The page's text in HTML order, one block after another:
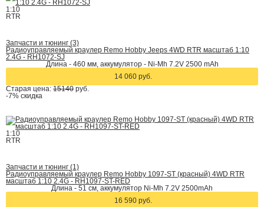
1:10
RTR
Запчасти и тюнинг (3)
Радиоуправляемый краулер Remo Hobby Jeeps 4WD RTR масштаб 1:10
2.4G - RH1072-SJ
Длина - 460 мм, аккумулятор - Ni-Mh 7.2V 2500 mAh
14 060 руб.
Старая цена: 15140 руб.
-7% скидка
1:10
RTR
Запчасти и тюнинг (1)
Радиоуправляемый краулер Remo Hobby 1097-ST (красный) 4WD RTR
масштаб 1:10 2.4G - RH1097-ST-RED
Длина - 51 см, аккумулятор Ni-Mh 7.2V 2500mAh
16 590 руб.